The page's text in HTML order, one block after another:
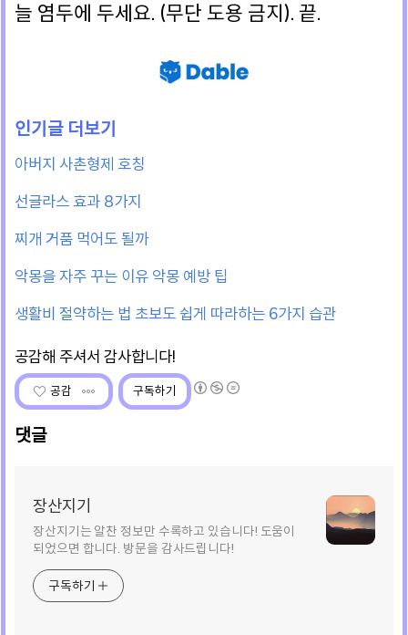
늘 염두에 두세요. (무단 도용 금지). 끝.
아버지 사촌형제 호칭
선글라스 효과 8가지
찌개 거품 먹어도 될까
악몽을 자주 꾸는 이유 악몽 예방 팁
생활비 절약하는 법 초보도 쉽게 따라하는 6가지 습관
공감 구독하기
댓글
장산지기
장산지기는 알찬 정보만 수록하고 있습니다! 도움이
되었으면 합니다. 방문을 감사드립니다!
구독하기